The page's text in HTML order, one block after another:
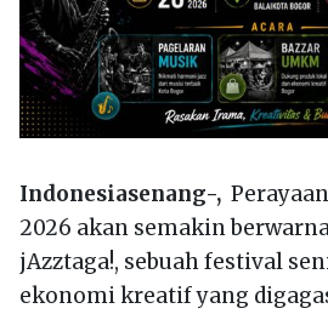
Indonesiasenang-,
2026 akan semakin
jAzztaga!, sebuah festival
ekonomi kreatif yang